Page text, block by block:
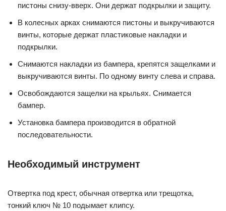
пистоны снизу-вверх. Они держат подкрылки и защиту.
В колесных арках снимаются пистоны и выкручиваются
винты, которые держат пластиковые накладки и
подкрылки.
Снимаются накладки из бампера, крепятся защелками и
выкручиваются винты. По одному винту слева и справа.
Освобождаются защелки на крыльях. Снимается
бампер.
Установка бампера производится в обратной
последовательности.
Необходимый инструмент
Отвертка под крест, обычная отвертка или трещотка,
тонкий ключ № 10 подымает клипсу.